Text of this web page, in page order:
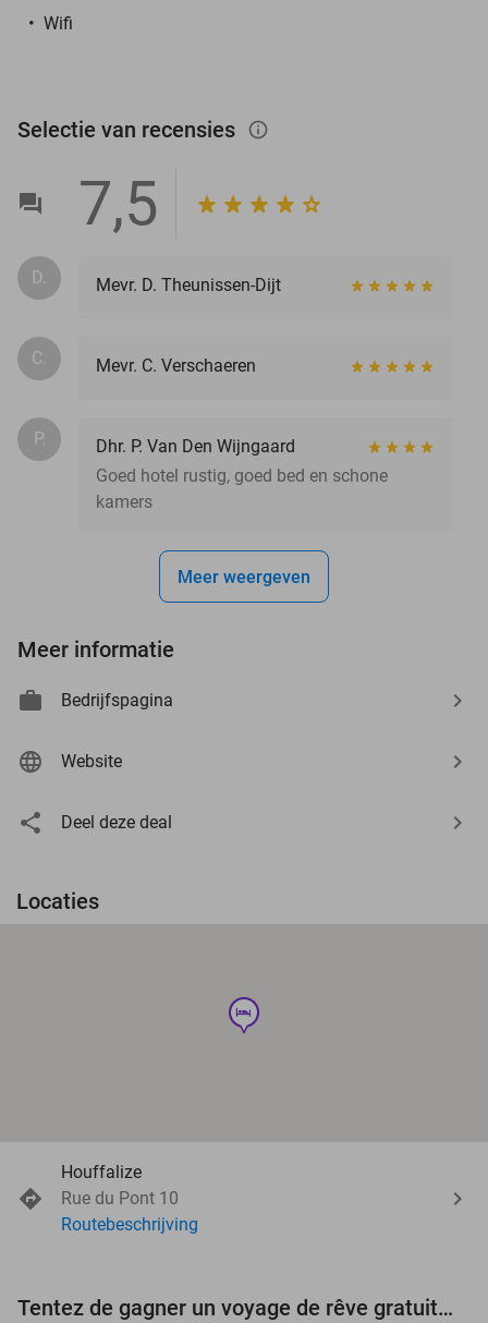
Wifi
Selectie van recensies info_outlined
7,5
D. Mevr. D. Theunissen-Dijt
C. Mevr. C. Verschaeren
P.
Dhr. P. Van Den Wijngaard
Goed hotel rustig, goed bed en schone
kamers
Meer weergeven
Meer informatie
Bedrijfspagina
Website
Deel deze deal
Locaties
hotel
Houffalize
Rue du Pont 10
Routebeschrijving
Tentez de gagner un voyage de rêve gratuit d'une valeur de 3.000 € !